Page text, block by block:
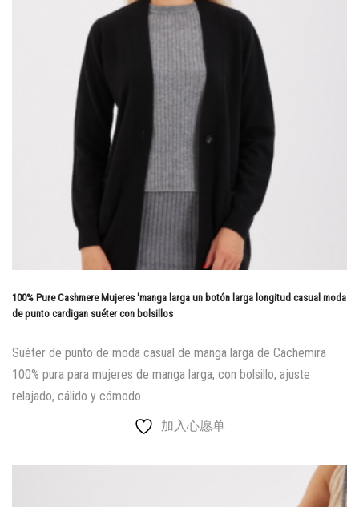
100% Pure Cashmere Mujeres 'manga larga un botón larga longitud casual moda
de punto cardigan suéter con bolsillos
Suéter de punto de moda casual de manga larga de Cachemira
100% pura para mujeres de manga larga, con bolsillo, ajuste
relajado, cálido y cómodo.
加入心愿单